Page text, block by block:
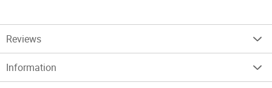
Reviews
Information